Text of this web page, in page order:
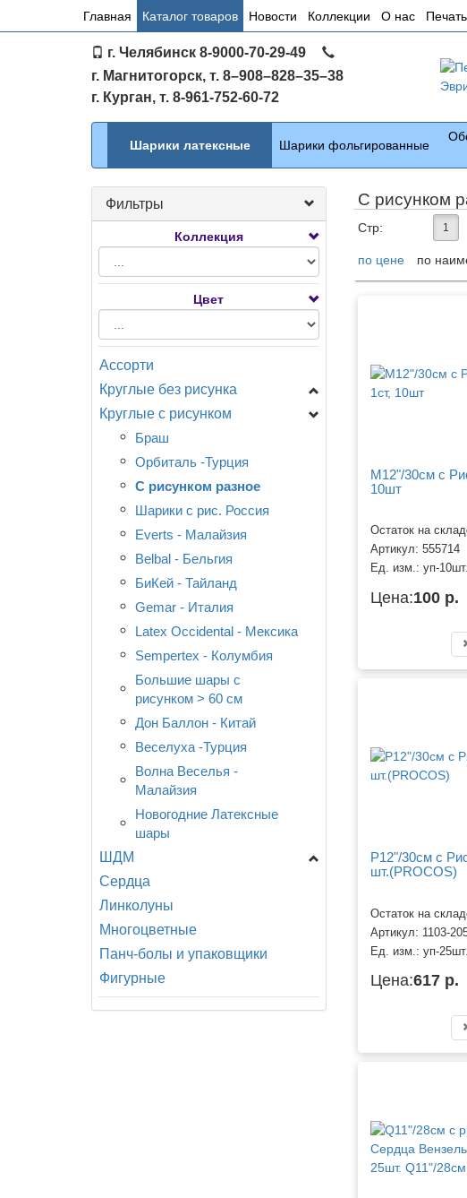
Основное
Главная Каталог товаров Новости Коллекции О нас
г. Челябинск 8-9000-70-29-49
г. Магнитогорск, т. 8–908–828–35–38
г. Курган, т. 8-961-752-60-72
Каталог
Шарики латексные Шарики фольгированные
Фильтры
Коллекция
Цвет
Ассорти
Круглые без рисунка
05 дюймов (13 см)
09-10 дюймов (23-25 см)
11-12 дюймов (28-30 см)
14 дюймов (35 см)
15-18 дюймов (38-46 см)
Большие шары > 60 см
Хром
Круглые с рисунком
Браш
Орбиталь -Турция
С рисунком разное
Шарики с рис. Россия
Everts - Малайзия
Belbal - Бельгия
БиКей - Тайланд
Gemar - Италия
Latex Occidental - Мексика
Sempertex - Колумбия
Большие шары с
рисунком > 60 см
Дон Баллон - Китай
Веселуха -Турция
Волна Веселья -
Малайзия
Новогодние Латексные
шары
ШДМ
ШДМ Aссорти и С
Рисунком, 160-660
ШДМ M - Латекс
Другие производители,
Сердца
Линколуны
Многоцветные
Панч-болы и упаковщики
Фигурные
С рисунком
Стр: 1
по цене по
M12"/30см с
10шт
Остаток на
Артикул: 555714
Ед. изм.: уп-10шт.
Цена:100 р.
P12"/30см с
шт.(PROCOS)
Остаток на
Артикул: 1103-
Ед. изм.: уп-25шт.
Цена:617 р.